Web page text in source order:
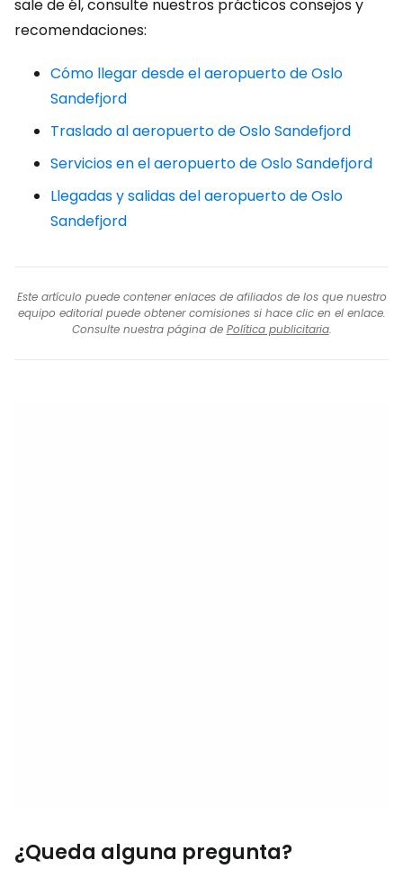
sale de él, consulte nuestros prácticos consejos y
recomendaciones:
Cómo llegar desde el aeropuerto de Oslo
Sandefjord
Traslado al aeropuerto de Oslo Sandefjord
Servicios en el aeropuerto de Oslo Sandefjord
Llegadas y salidas del aeropuerto de Oslo
Sandefjord
Este artículo puede contener enlaces de afiliados de los que nuestro
equipo editorial puede obtener comisiones si hace clic en el enlace.
Consulte nuestra página de Política publicitaria.
¿Queda alguna pregunta?